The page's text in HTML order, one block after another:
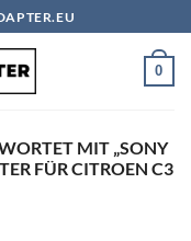
0
MIT „SONY
FÜR CITROEN C3